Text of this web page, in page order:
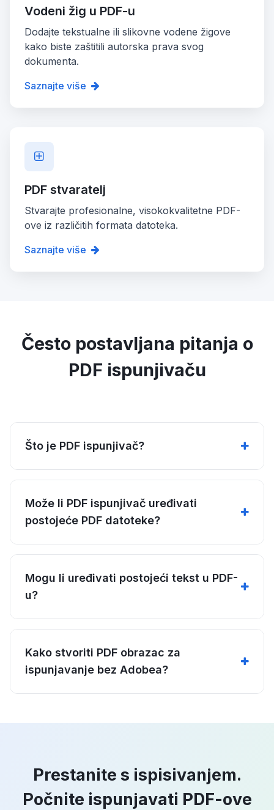
Vodeni žig u PDF-u
Dodajte tekstualne ili slikovne vodene žigove
kako biste zaštitili autorska prava svog
dokumenta.
Saznajte više
PDF stvaratelj
Stvarajte profesionalne, visokokvalitetne PDF-
ove iz različitih formata datoteka.
Saznajte više
Često postavljana pitanja o
PDF ispunjivaču
Što je PDF ispunjivač?
Može li PDF ispunjivač uređivati
postojeće PDF datoteke?
Mogu li uređivati postojeći tekst u PDF-
u?
Kako stvoriti PDF obrazac za
ispunjavanje bez Adobea?
Prestanite s ispisivanjem.
Počnite ispunjavati PDF-ove